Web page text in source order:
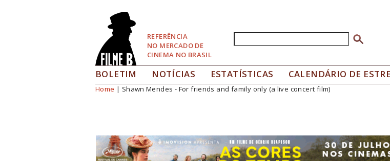
REFERÊNCIA
NO MERCADO DE
CINEMA NO BRASIL
Formulário de busca
BOLETIM NOTÍCIAS ESTATÍSTICAS CALENDÁRIO DE
Você está aqui
Home | Shawn Mendes - For friends and family only (a live concert film)